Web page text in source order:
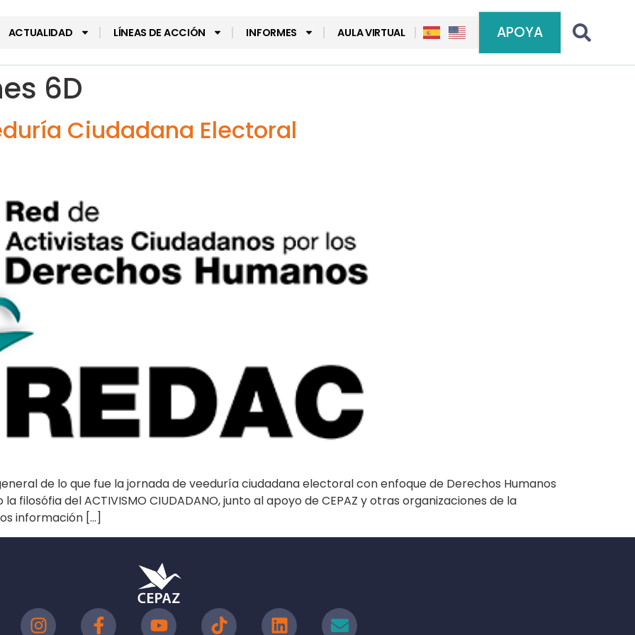
ACTUALIDAD LÍNEAS DE ACCIÓN INFORMES AULA VIRTUAL APOYA
6D
Ciudadana Electoral
de lo que fue la jornada de veeduría ciudadana electoral con enfoque de Derechos Humanos
filosófia del ACTIVISMO CIUDADANO, junto al apoyo de CEPAZ y otras organizaciones de la
información […]